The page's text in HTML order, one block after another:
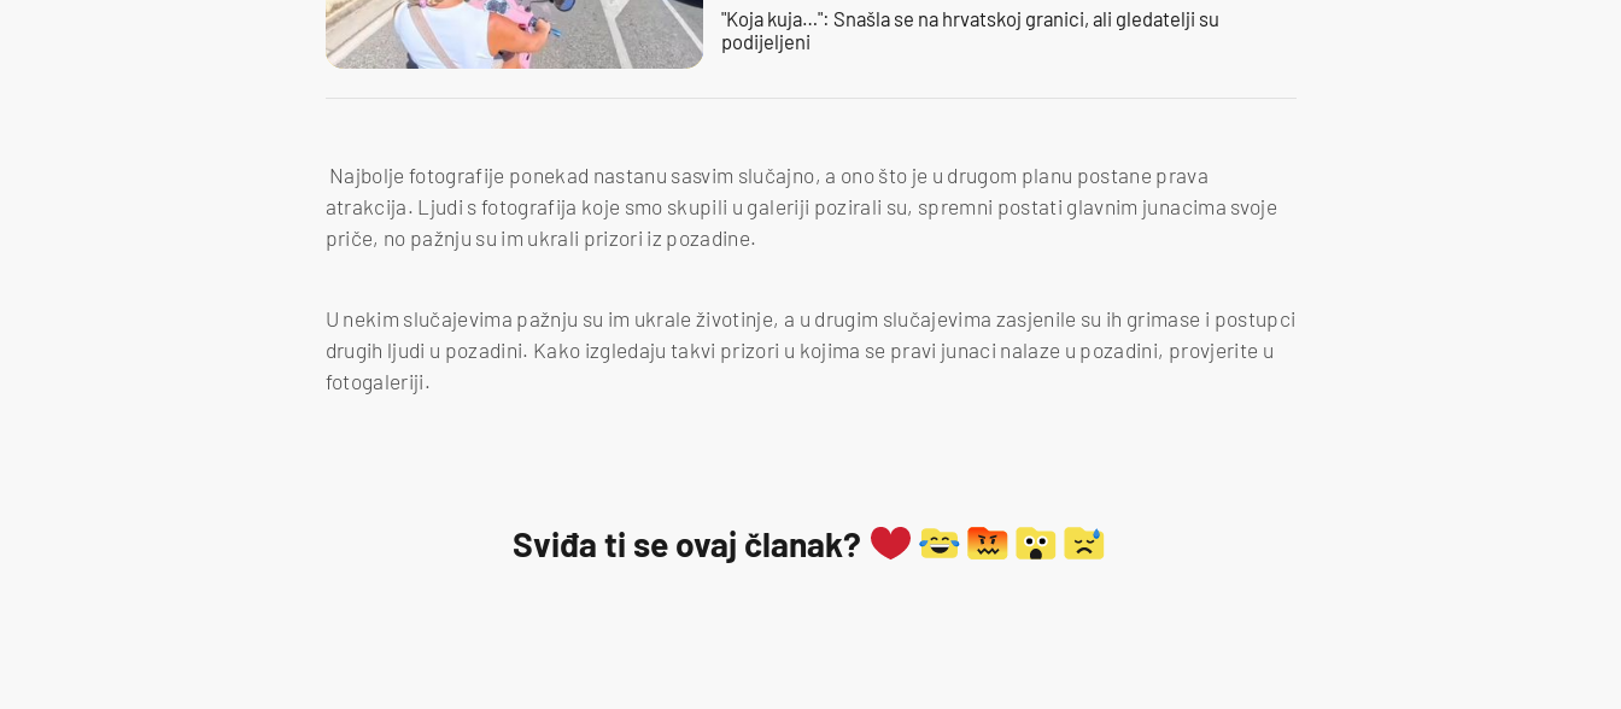
"Koja kuja…": Snašla se na hrvatskoj granici, ali gledatelji su
podijeljeni
Najbolje fotografije ponekad nastanu sasvim slučajno, a ono što je u drugom planu postane prava
atrakcija. Ljudi s fotografija koje smo skupili u galeriji pozirali su, spremni postati glavnim junacima svoje
priče, no pažnju su im ukrali prizori iz pozadine.
U nekim slučajevima pažnju su im ukrale životinje, a u drugim slučajevima zasjenile su ih grimase i postupci
drugih ljudi u pozadini. Kako izgledaju takvi prizori u kojima se pravi junaci nalaze u pozadini, provjerite u
fotogaleriji.
Sviđa ti se ovaj članak?